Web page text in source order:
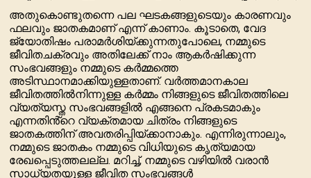
അതുകൊണ്ടുതന്നെ പല ഘടകങ്ങളുടെയും കാരണവും
ഫലവും ജാതകമാണ് എന്ന് കാണാം. കൂടാതെ, വേദ
ജ്യോതിഷം പരാമർശിയ്ക്കുന്നതുപോലെ, നമ്മുടെ
ജീവിതചക്രവും അതിലേക്ക് നാം ആകർഷിക്കുന്ന
സംഭവങ്ങളും നമ്മുടെ കർമ്മത്തെ
അടിസ്ഥാനമാക്കിയുള്ളതാണ്. വർത്തമാനകാല
ജീവിതത്തിൽനിന്നുള്ള കർമ്മം നിങ്ങളുടെ ജീവിതത്തിലെ
വ്യത്യസ്ത സംഭവങ്ങളിൽ എങ്ങനെ പ്രകടമാകും
എന്നതിൻ്റെ വ്യക്തമായ ചിത്രം നിങ്ങളുടെ
ജാതകത്തിന് അവതരിപ്പിയ്ക്കാനാകും. എന്നിരുന്നാലും,
നമ്മുടെ ജാതകം നമ്മുടെ വിധിയുടെ കൃത്യമായ
രേഖപ്പെടുത്തലല്ല. മറിച്ച്, നമ്മുടെ വഴിയിൽ വരാൻ
സാധ്യതയുള്ള ജീവിത സംഭവങ്ങൾ